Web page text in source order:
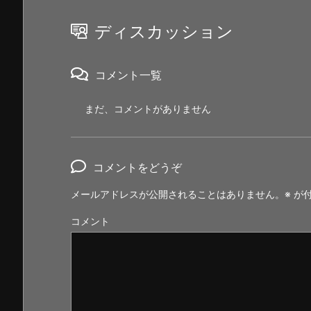
ディスカッション
コメント一覧
まだ、コメントがありません
コメントをどうぞ
メールアドレスが公開されることはありません。 ※ が
コメント